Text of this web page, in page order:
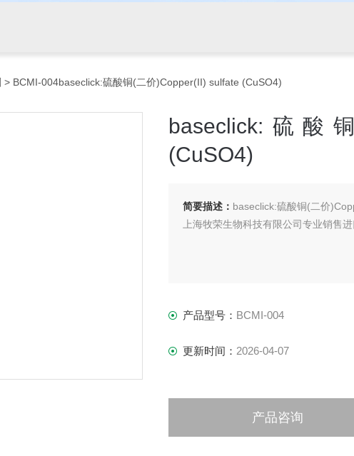
> BCMI-004baseclick:硫酸铜(二价)Copper(II) sulfate (CuSO4)
baseclick:硫酸
(CuSO4)
简要描述： baseclick:硫酸铜(二价
上海牧荣生物科技有限公司专业销售
产品型号： BCMI-004
更新时间： 2026-04-07
产品咨询